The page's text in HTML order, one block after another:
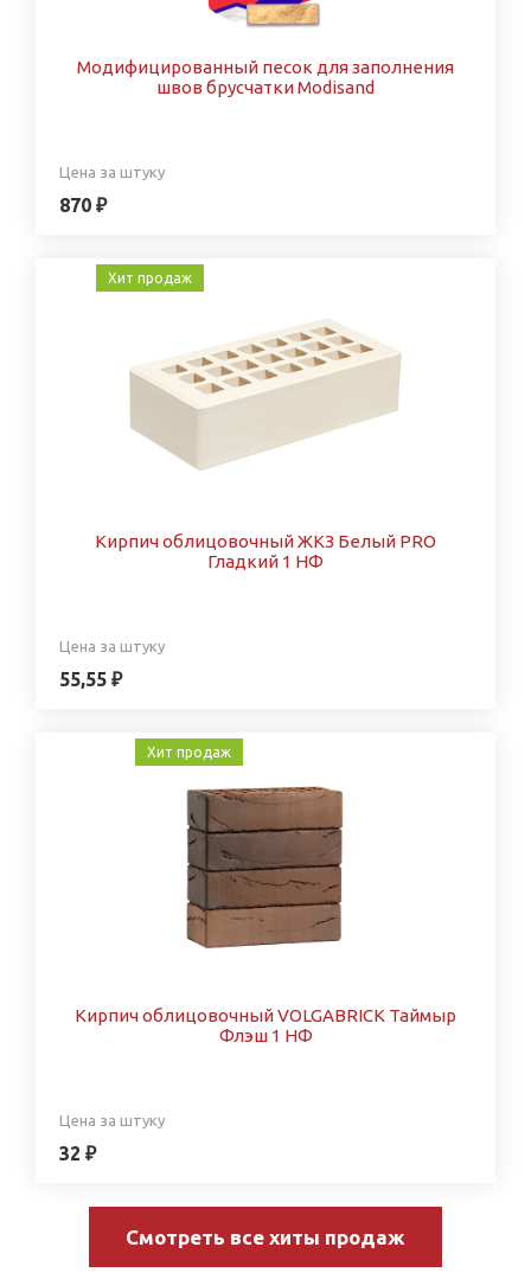
Модифицированный песок для заполнения
швов брусчатки Modisand
Цена за штуку
870 ₽
Хит продаж
Кирпич облицовочный ЖКЗ Белый PRO
Гладкий 1 НФ
Цена за штуку
55,55 ₽
Хит продаж
Кирпич облицовочный VOLGABRICK Таймыр
Флэш 1 НФ
Цена за штуку
32 ₽
Смотреть все хиты продаж